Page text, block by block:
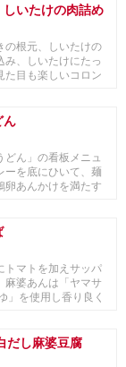
いたけの肉詰め
の根元、しいたけの
、しいたけにたっ
た目も楽しいコロン
ん
どん」の看板メニュ
ーを底にひいて、麺
卵あんかけを満たす
トマトを加えサッパ
麻婆あんは「ヤマサ
」を使用し香り良く
だし麻婆豆腐